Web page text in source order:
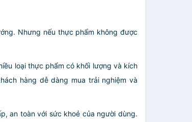
Nhưng nếu thực phẩm không được
loại thực phẩm có khối lượng và kích
hàng dễ dàng mua trải nghiệm và
an toàn với sức khoẻ của người dùng.